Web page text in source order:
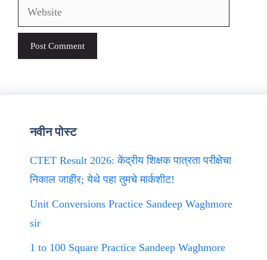
Website
नवीन पोस्ट
CTET Result 2026: केंद्रीय शिक्षक पात्रता परीक्षेचा
निकाल जाहीर; येथे पहा तुमचे मार्कशीट!
Unit Conversions Practice Sandeep Waghmore
sir
1 to 100 Square Practice Sandeep Waghmore